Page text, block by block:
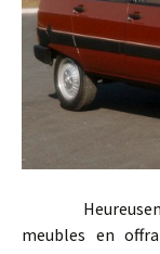
meubles en